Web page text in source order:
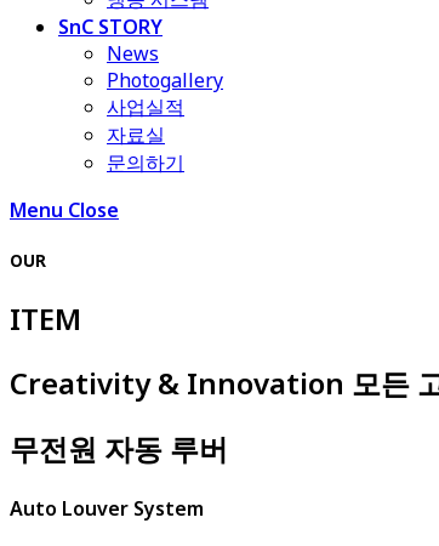
SnC STORY
News
Photogallery
사업실적
자료실
문의하기
Menu Close
OUR
ITEM
Creativity & Innovation 모든 고
무전원 자동 루버
Auto Louver System